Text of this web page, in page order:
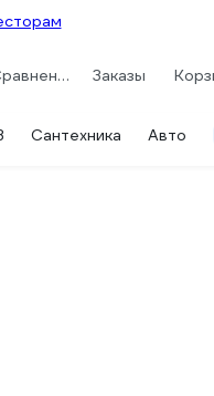
Сравнение Заказы
Сантехника Авто